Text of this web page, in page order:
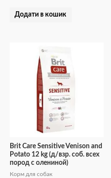
Додати в кошик
Brit Care Sensitive Venison and
Potato 12 kg (д/взр. соб. всех
пород с олениной)
Корм для собак